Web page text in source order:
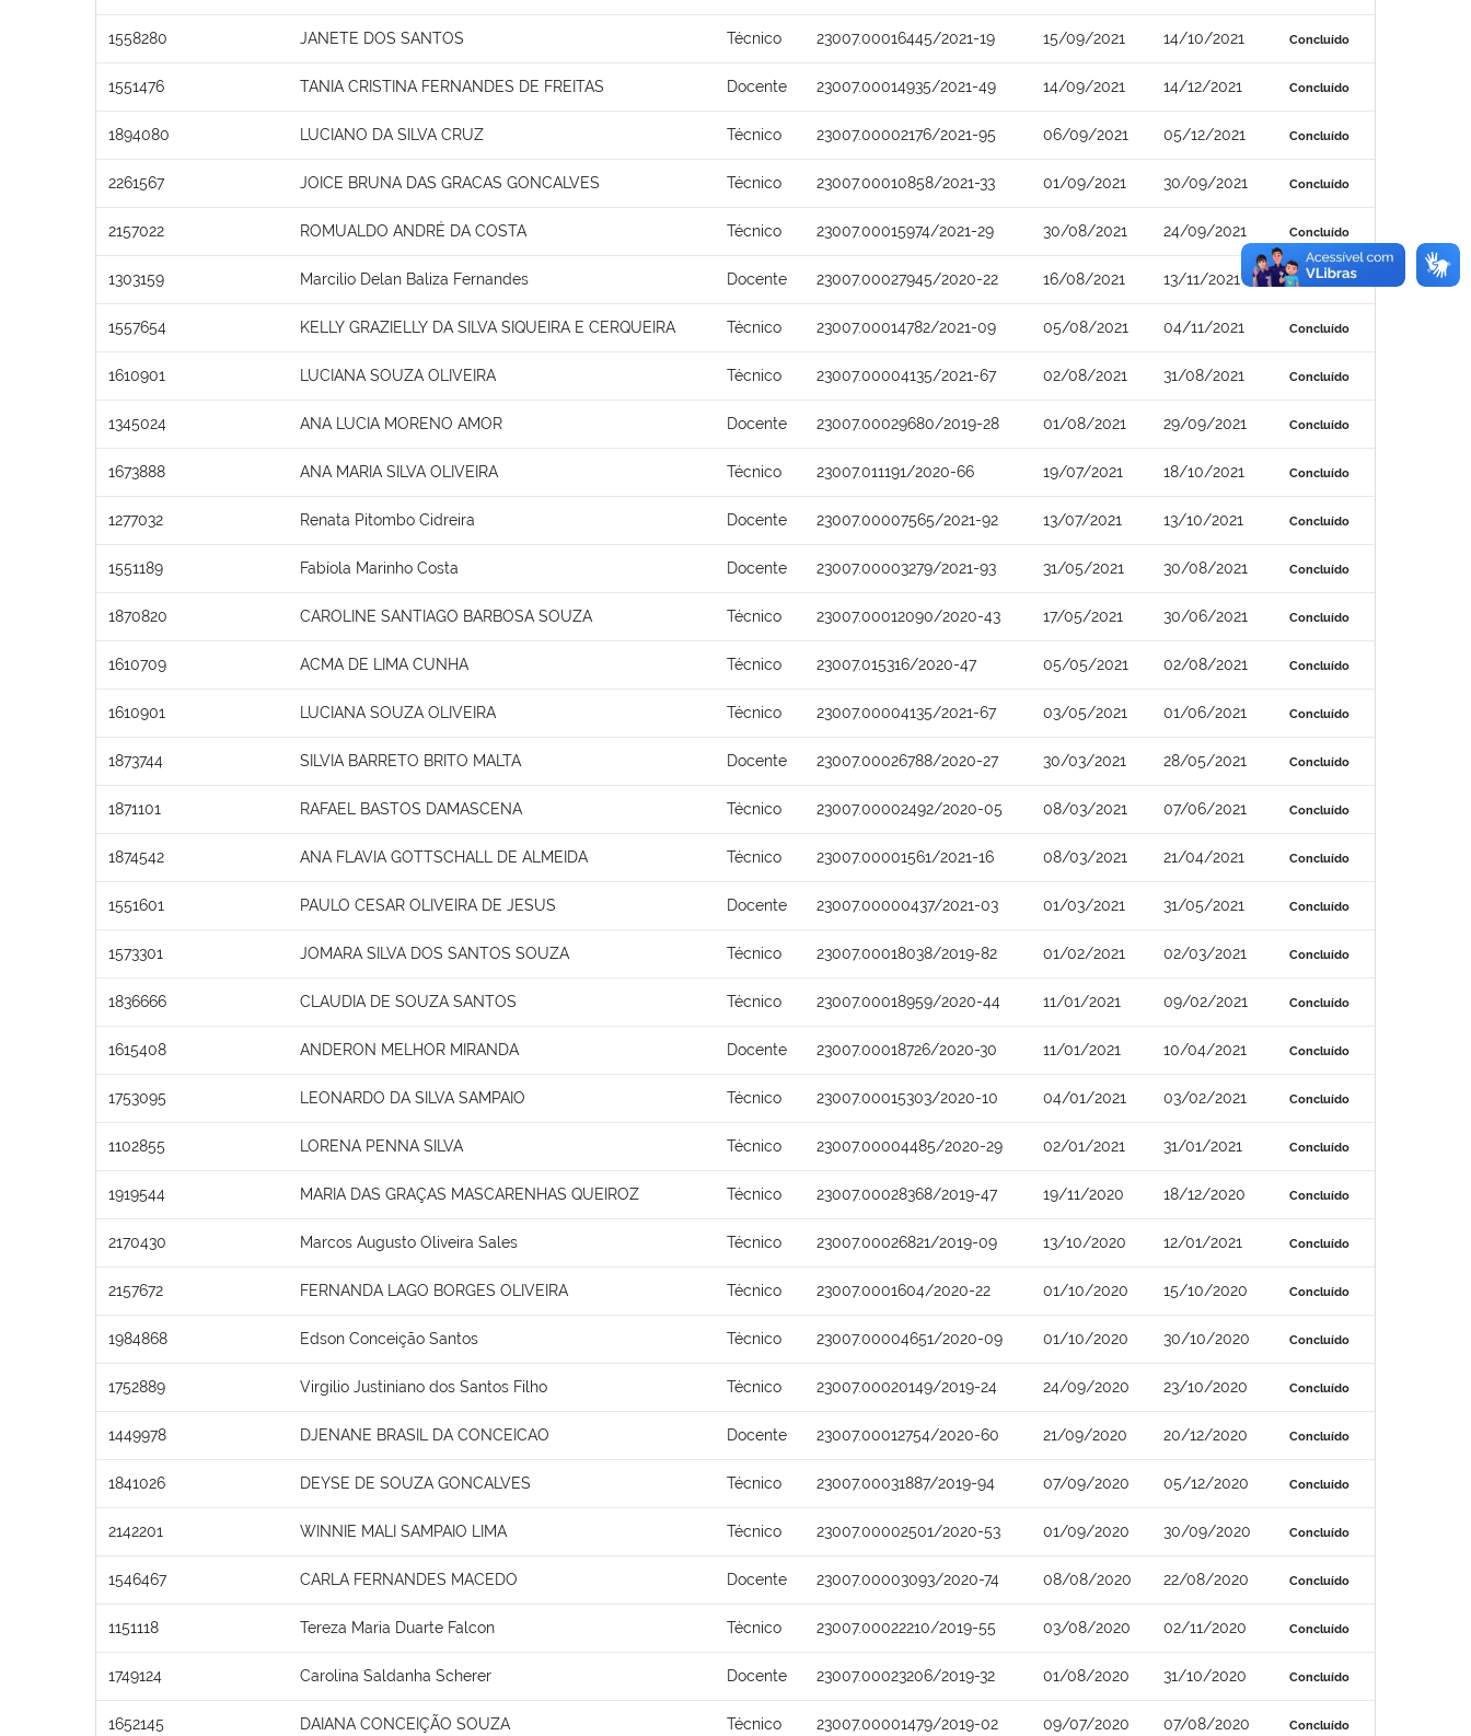
1558280 JANETE DOS SANTOS Técnico 23007.00016445/2021-19 15/09/2021 14/10/2021 Concluído
1551476 TANIA CRISTINA FERNANDES DE FREITAS Docente 23007.00014935/2021-49 14/09/2021 14/12/2021 Concluído
1894080 LUCIANO DA SILVA CRUZ Técnico 23007.00002176/2021-95 06/09/2021 05/12/2021 Concluído
2261567 JOICE BRUNA DAS GRACAS GONCALVES Técnico 23007.00010858/2021-33 01/09/2021 30/09/2021 Concluído
2157022 ROMUALDO ANDRÉ DA COSTA Técnico 23007.00015974/2021-29 30/08/2021 24/09/2021 Concluído
1303159 Marcilio Delan Baliza Fernandes Docente 23007.00027945/2020-22 16/08/2021 13/11/2021 Concluído
1557654 KELLY GRAZIELLY DA SILVA SIQUEIRA E CERQUEIRA Técnico 23007.00014782/2021-09 05/08/2021 04/11/2021 Concluído
1610901 LUCIANA SOUZA OLIVEIRA Técnico 23007.00004135/2021-67 02/08/2021 31/08/2021 Concluído
1345024 ANA LUCIA MORENO AMOR Docente 23007.00029680/2019-28 01/08/2021 29/09/2021 Concluído
1673888 ANA MARIA SILVA OLIVEIRA Técnico 23007.011191/2020-66 19/07/2021 18/10/2021 Concluído
1277032 Renata Pitombo Cidreira Docente 23007.00007565/2021-92 13/07/2021 13/10/2021 Concluído
1551189 Fabíola Marinho Costa Docente 23007.00003279/2021-93 31/05/2021 30/08/2021 Concluído
1870820 CAROLINE SANTIAGO BARBOSA SOUZA Técnico 23007.00012090/2020-43 17/05/2021 30/06/2021 Concluído
1610709 ACMA DE LIMA CUNHA Técnico 23007.015316/2020-47 05/05/2021 02/08/2021 Concluído
1610901 LUCIANA SOUZA OLIVEIRA Técnico 23007.00004135/2021-67 03/05/2021 01/06/2021 Concluído
1873744 SILVIA BARRETO BRITO MALTA Docente 23007.00026788/2020-27 30/03/2021 28/05/2021 Concluído
1871101 RAFAEL BASTOS DAMASCENA Técnico 23007.00002492/2020-05 08/03/2021 07/06/2021 Concluído
1874542 ANA FLAVIA GOTTSCHALL DE ALMEIDA Técnico 23007.00001561/2021-16 08/03/2021 21/04/2021 Concluído
1551601 PAULO CESAR OLIVEIRA DE JESUS Docente 23007.00000437/2021-03 01/03/2021 31/05/2021 Concluído
1573301 JOMARA SILVA DOS SANTOS SOUZA Técnico 23007.00018038/2019-82 01/02/2021 02/03/2021 Concluído
1836666 CLAUDIA DE SOUZA SANTOS Técnico 23007.00018959/2020-44 11/01/2021 09/02/2021 Concluído
1615408 ANDERON MELHOR MIRANDA Docente 23007.00018726/2020-30 11/01/2021 10/04/2021 Concluído
1753095 LEONARDO DA SILVA SAMPAIO Técnico 23007.00015303/2020-10 04/01/2021 03/02/2021 Concluído
1102855 LORENA PENNA SILVA Técnico 23007.00004485/2020-29 02/01/2021 31/01/2021 Concluído
1919544 MARIA DAS GRAÇAS MASCARENHAS QUEIROZ Técnico 23007.00028368/2019-47 19/11/2020 18/12/2020 Concluído
2170430 Marcos Augusto Oliveira Sales Técnico 23007.00026821/2019-09 13/10/2020 12/01/2021 Concluído
2157672 FERNANDA LAGO BORGES OLIVEIRA Técnico 23007.0001604/2020-22 01/10/2020 15/10/2020 Concluído
1984868 Edson Conceição Santos Técnico 23007.00004651/2020-09 01/10/2020 30/10/2020 Concluído
1752889 Virgilio Justiniano dos Santos Filho Técnico 23007.00020149/2019-24 24/09/2020 23/10/2020 Concluído
1449978 DJENANE BRASIL DA CONCEICAO Docente 23007.00012754/2020-60 21/09/2020 20/12/2020 Concluído
1841026 DEYSE DE SOUZA GONCALVES Técnico 23007.00031887/2019-94 07/09/2020 05/12/2020 Concluído
2142201 WINNIE MALI SAMPAIO LIMA Técnico 23007.00002501/2020-53 01/09/2020 30/09/2020 Concluído
1546467 CARLA FERNANDES MACEDO Docente 23007.00003093/2020-74 08/08/2020 22/08/2020 Concluído
1151118 Tereza Maria Duarte Falcon Técnico 23007.00022210/2019-55 03/08/2020 02/11/2020 Concluído
1749124 Carolina Saldanha Scherer Docente 23007.00023206/2019-32 01/08/2020 31/10/2020 Concluído
1652145 DAIANA CONCEIÇÃO SOUZA Técnico 23007.00001479/2019-02 09/07/2020 07/08/2020 Concluído